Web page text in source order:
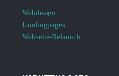
Webdesign
Landingpages
Webseite-Relaunch